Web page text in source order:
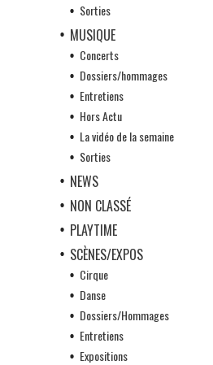
Sorties
MUSIQUE
Concerts
Dossiers/hommages
Entretiens
Hors Actu
La vidéo de la semaine
Sorties
NEWS
NON CLASSÉ
PLAYTIME
SCÈNES/EXPOS
Cirque
Danse
Dossiers/Hommages
Entretiens
Expositions